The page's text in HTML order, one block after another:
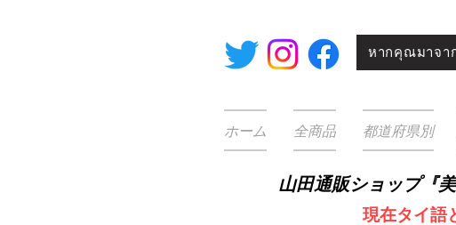
หากคุณมาจา
ホーム 全商品 都道府県別
山田通販ショップ『
現在タイ語